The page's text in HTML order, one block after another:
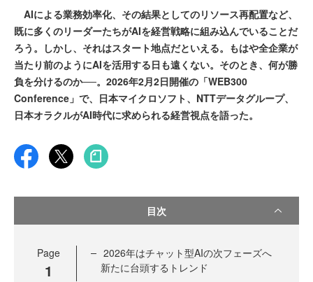
AIによる業務効率化、その結果としてのリソース再配置など、
既に多くのリーダーたちがAIを経営戦略に組み込んでいることだ
ろう。しかし、それはスタート地点だといえる。もはや全企業が
当たり前のようにAIを活用する日も遠くない。そのとき、何が勝
負を分けるのか──。2026年2月2日開催の「WEB300
Conference」で、日本マイクロソフト、NTTデータグループ、
日本オラクルがAI時代に求められる経営視点を語った。
目次
Page
1
2026年はチャット型AIの次フェーズへ
新たに台頭するトレンド